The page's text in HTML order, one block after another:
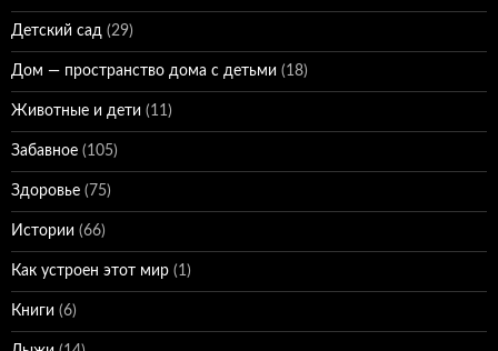
Детский сад (29)
Дом — пространство дома с детьми (18)
Животные и дети (11)
Забавное (105)
Здоровье (75)
Истории (66)
Как устроен этот мир (1)
Книги (6)